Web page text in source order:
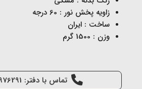
زاویه پخش نور : 60 درجه
ساخت : ایران
وزن : 1500 گرم
تماس با دفتر: 33976291-021